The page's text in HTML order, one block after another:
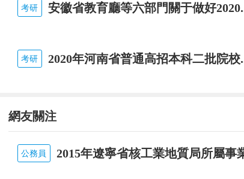
考研 安徽省教育廳等六部門關于做好
考研 2020年河南省普通高招本科二批院校
網友關注
公務員 2015年遼寧省核工業地質局所屬事